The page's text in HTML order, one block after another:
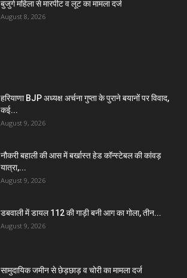
बुजुर्ग महिला से मारपीट व लूट का मामला दर्ज
August 8, 2026
हरियाणा BJP अध्यक्ष अर्चना गुप्ता के पुराने बयानों पर विवाद,
कई...
August 9, 2026
नौकरी बहाली की आस में बर्खास्त हेड कॉन्स्टेबल की कांवड़
यात्रा,...
August 9, 2026
डबवाली में डायल 112 की गाड़ी बनी आग का गोला, तीन...
August 9, 2026
सामुदायिक जमीन से छेड़छाड़ व चोरी का मामला दर्ज